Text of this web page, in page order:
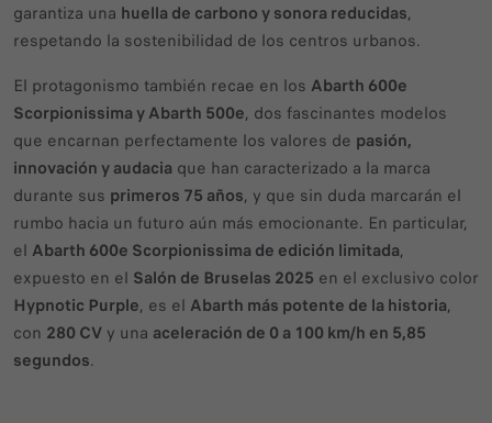
garantiza una huella de carbono y sonora reducidas,
respetando la sostenibilidad de los centros urbanos.
El protagonismo también recae en los Abarth 600e
Scorpionissima y Abarth 500e, dos fascinantes modelos
que encarnan perfectamente los valores de pasión,
innovación y audacia que han caracterizado a la marca
durante sus primeros 75 años, y que sin duda marcarán el
rumbo hacia un futuro aún más emocionante. En particular,
el Abarth 600e Scorpionissima de edición limitada,
expuesto en el Salón de Bruselas 2025 en el exclusivo color
Hypnotic Purple, es el Abarth más potente de la historia,
con 280 CV y una aceleración de 0 a 100 km/h en 5,85
segundos.